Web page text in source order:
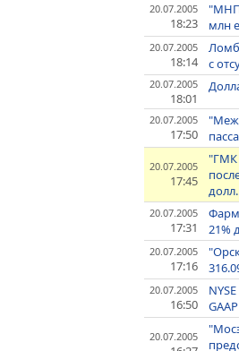
20.07.2005
18:23
млн
20.07.2005
18:14
с
20.07.2005
18:01
20.07.2005
17:50
20.07.2005
17:45
"ГМК
20.07.2005
17:31
21%
20.07.2005
17:16
20.07.2005
16:50
GAAP
20.07.2005